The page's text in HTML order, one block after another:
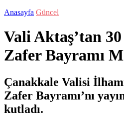
Anasayfa Güncel
Vali Aktaş’tan
Zafer Bayramı
Çanakkale Valisi
Zafer Bayramı’nı
kutladı.